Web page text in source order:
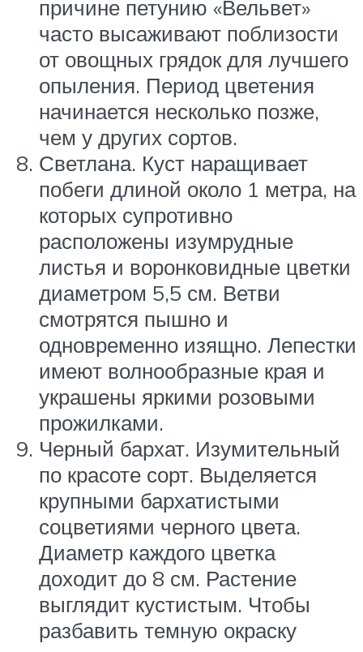
причине петунию «Вельвет»
часто высаживают поблизости
от овощных грядок для лучшего
опыления. Период цветения
начинается несколько позже,
чем у других сортов.
Светлана. Куст наращивает
побеги длиной около 1 метра, на
которых супротивно
расположены изумрудные
листья и воронковидные цветки
диаметром 5,5 см. Ветви
смотрятся пышно и
одновременно изящно. Лепестки
имеют волнообразные края и
украшены яркими розовыми
прожилками.
Черный бархат. Изумительный
по красоте сорт. Выделяется
крупными бархатистыми
соцветиями черного цвета.
Диаметр каждого цветка
доходит до 8 см. Растение
выглядит кустистым. Чтобы
разбавить темную окраску